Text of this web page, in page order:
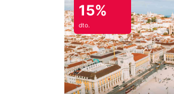
15%
dto.